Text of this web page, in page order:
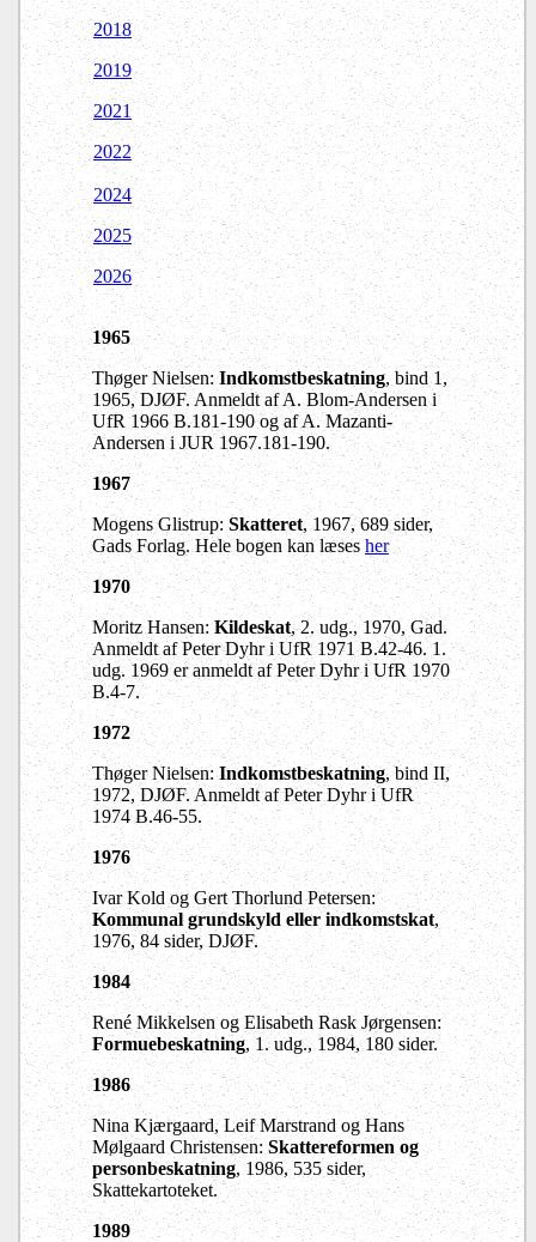
2018
2019
2021
2022
2024
2025
2026
1965
Thøger Nielsen:Indkomstbeskatning, bind 1,
1965, DJØF. Anmeldt af A. Blom-Andersen i
UfR 1966 B.181-190 og af A. Mazanti-
Andersen i JUR 1967.181-190.
1967
Mogens Glistrup: Skatteret, 1967, 689 sider,
Gads Forlag. Hele bogen kan læses her
1970
Moritz Hansen: Kildeskat, 2. udg., 1970, Gad.
Anmeldt af Peter Dyhr i UfR 1971 B.42-46. 1.
udg. 1969 er anmeldt af Peter Dyhr i UfR 1970
B.4-7.
1972
Thøger Nielsen:Indkomstbeskatning, bind II,
1972, DJØF. Anmeldt af Peter Dyhr i UfR
1974 B.46-55.
1976
Ivar Kold og Gert Thorlund Petersen:
Kommunal grundskyld eller indkomstskat,
1976, 84 sider, DJØF.
1984
René Mikkelsen og Elisabeth Rask Jørgensen:
Formuebeskatning, 1. udg., 1984, 180 sider.
1986
Nina Kjærgaard, Leif Marstrand og Hans
Mølgaard Christensen:Skattereformen og
personbeskatning, 1986, 535 sider,
Skattekartoteket.
1989